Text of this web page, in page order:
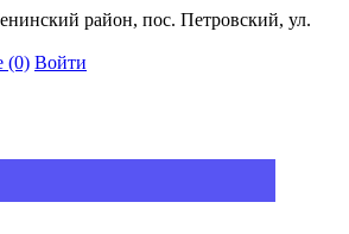
район, пос. Петровский, ул.
(0) Войти